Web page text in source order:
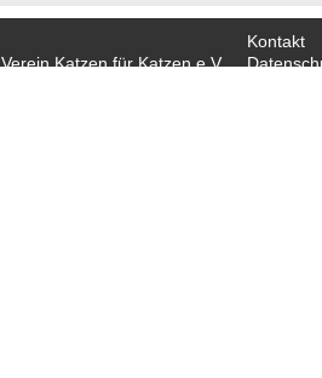
Verein Katzen für Katzen e.V.
Kontakt